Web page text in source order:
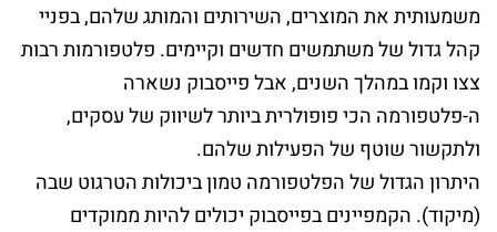
משמעותית את המוצרים, השירותים והמותג שלהם, בפניי
קהל גדול של משתמשים חדשים וקיימים. פלטפורמות רבות
צצו וקמו במהלך השנים, אבל פייסבוק נשארה
ה-פלטפורמה הכי פופולרית ביותר לשיווק של עסקים,
ולתקשור שוטף של הפעילות שלהם.
היתרון הגדול של הפלטפורמה טמון ביכולות הטרגוט שבה
(מיקוד). הקמפיינים בפייסבוק יכולים להיות ממוקדים